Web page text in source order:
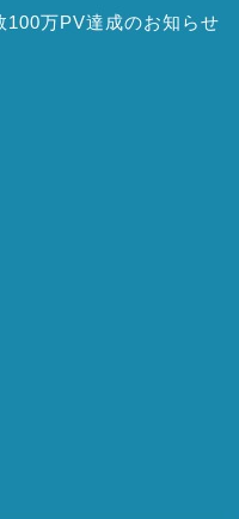
100万PV達成のお知らせ